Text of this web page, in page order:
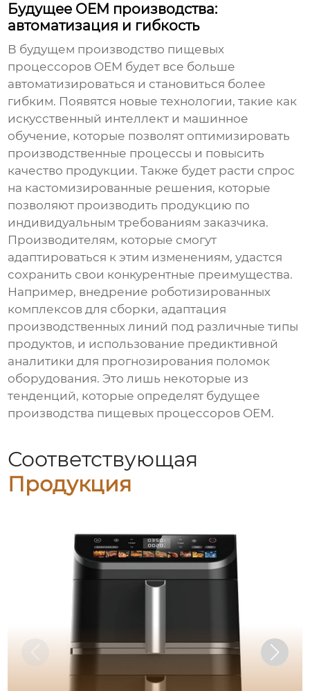
Будущее OEM производства:
автоматизация и гибкость
В будущем производство пищевых
процессоров OEM будет все больше
автоматизироваться и становиться более
гибким. Появятся новые технологии, такие как
искусственный интеллект и машинное
обучение, которые позволят оптимизировать
производственные процессы и повысить
качество продукции. Также будет расти спрос
на кастомизированные решения, которые
позволяют производить продукцию по
индивидуальным требованиям заказчика.
Производителям, которые смогут
адаптироваться к этим изменениям, удастся
сохранить свои конкурентные преимущества.
Например, внедрение роботизированных
комплексов для сборки, адаптация
производственных линий под различные типы
продуктов, и использование предиктивной
аналитики для прогнозирования поломок
оборудования. Это лишь некоторые из
тенденций, которые определят будущее
производства пищевых процессоров OEM.
Соответствующая
Продукция